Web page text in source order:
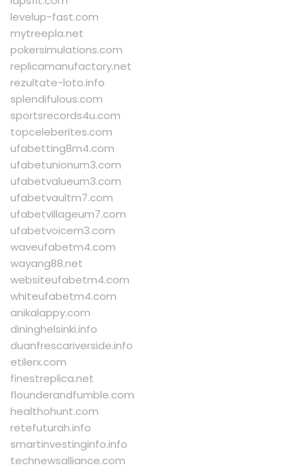
levelup-fast.com
mytreepla.net
pokersimulations.com
replicamanufactory.net
rezultate-loto.info
splendifulous.com
sportsrecords4u.com
topceleberites.com
ufabetting8m4.com
ufabetunionum3.com
ufabetvalueum3.com
ufabetvaultm7.com
ufabetvillageum7.com
ufabetvoicem3.com
waveufabetm4.com
wayang88.net
websiteufabetm4.com
whiteufabetm4.com
anikalappy.com
dininghelsinki.info
duanfrescariverside.info
etilerx.com
finestreplica.net
flounderandfumble.com
healthohunt.com
retefuturah.info
smartinvestinginfo.info
technewsalliance.com